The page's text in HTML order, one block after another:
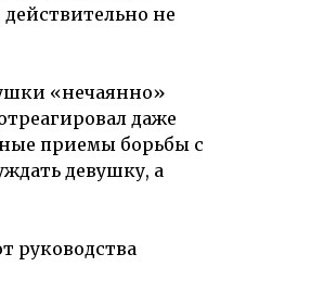
не
«нечаянно»
даже
приемы борьбы с
девушку, а
руководства